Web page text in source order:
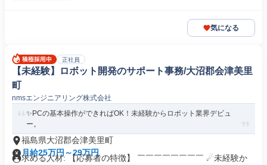
気になる
正社員
【未経験】ロボット開発のサポート事務/大沼郡会津美里
町
nmsエンジニアリング株式会社
✨PCの基本操作ができればOK！未経験からロボット業界デビュ
ー。
福島県大沼郡会津美里町
月給25万円～29万円
求める人材: 【応募者の特徴】 ￣￣￣￣￣￣￣￣ ☄未経験か